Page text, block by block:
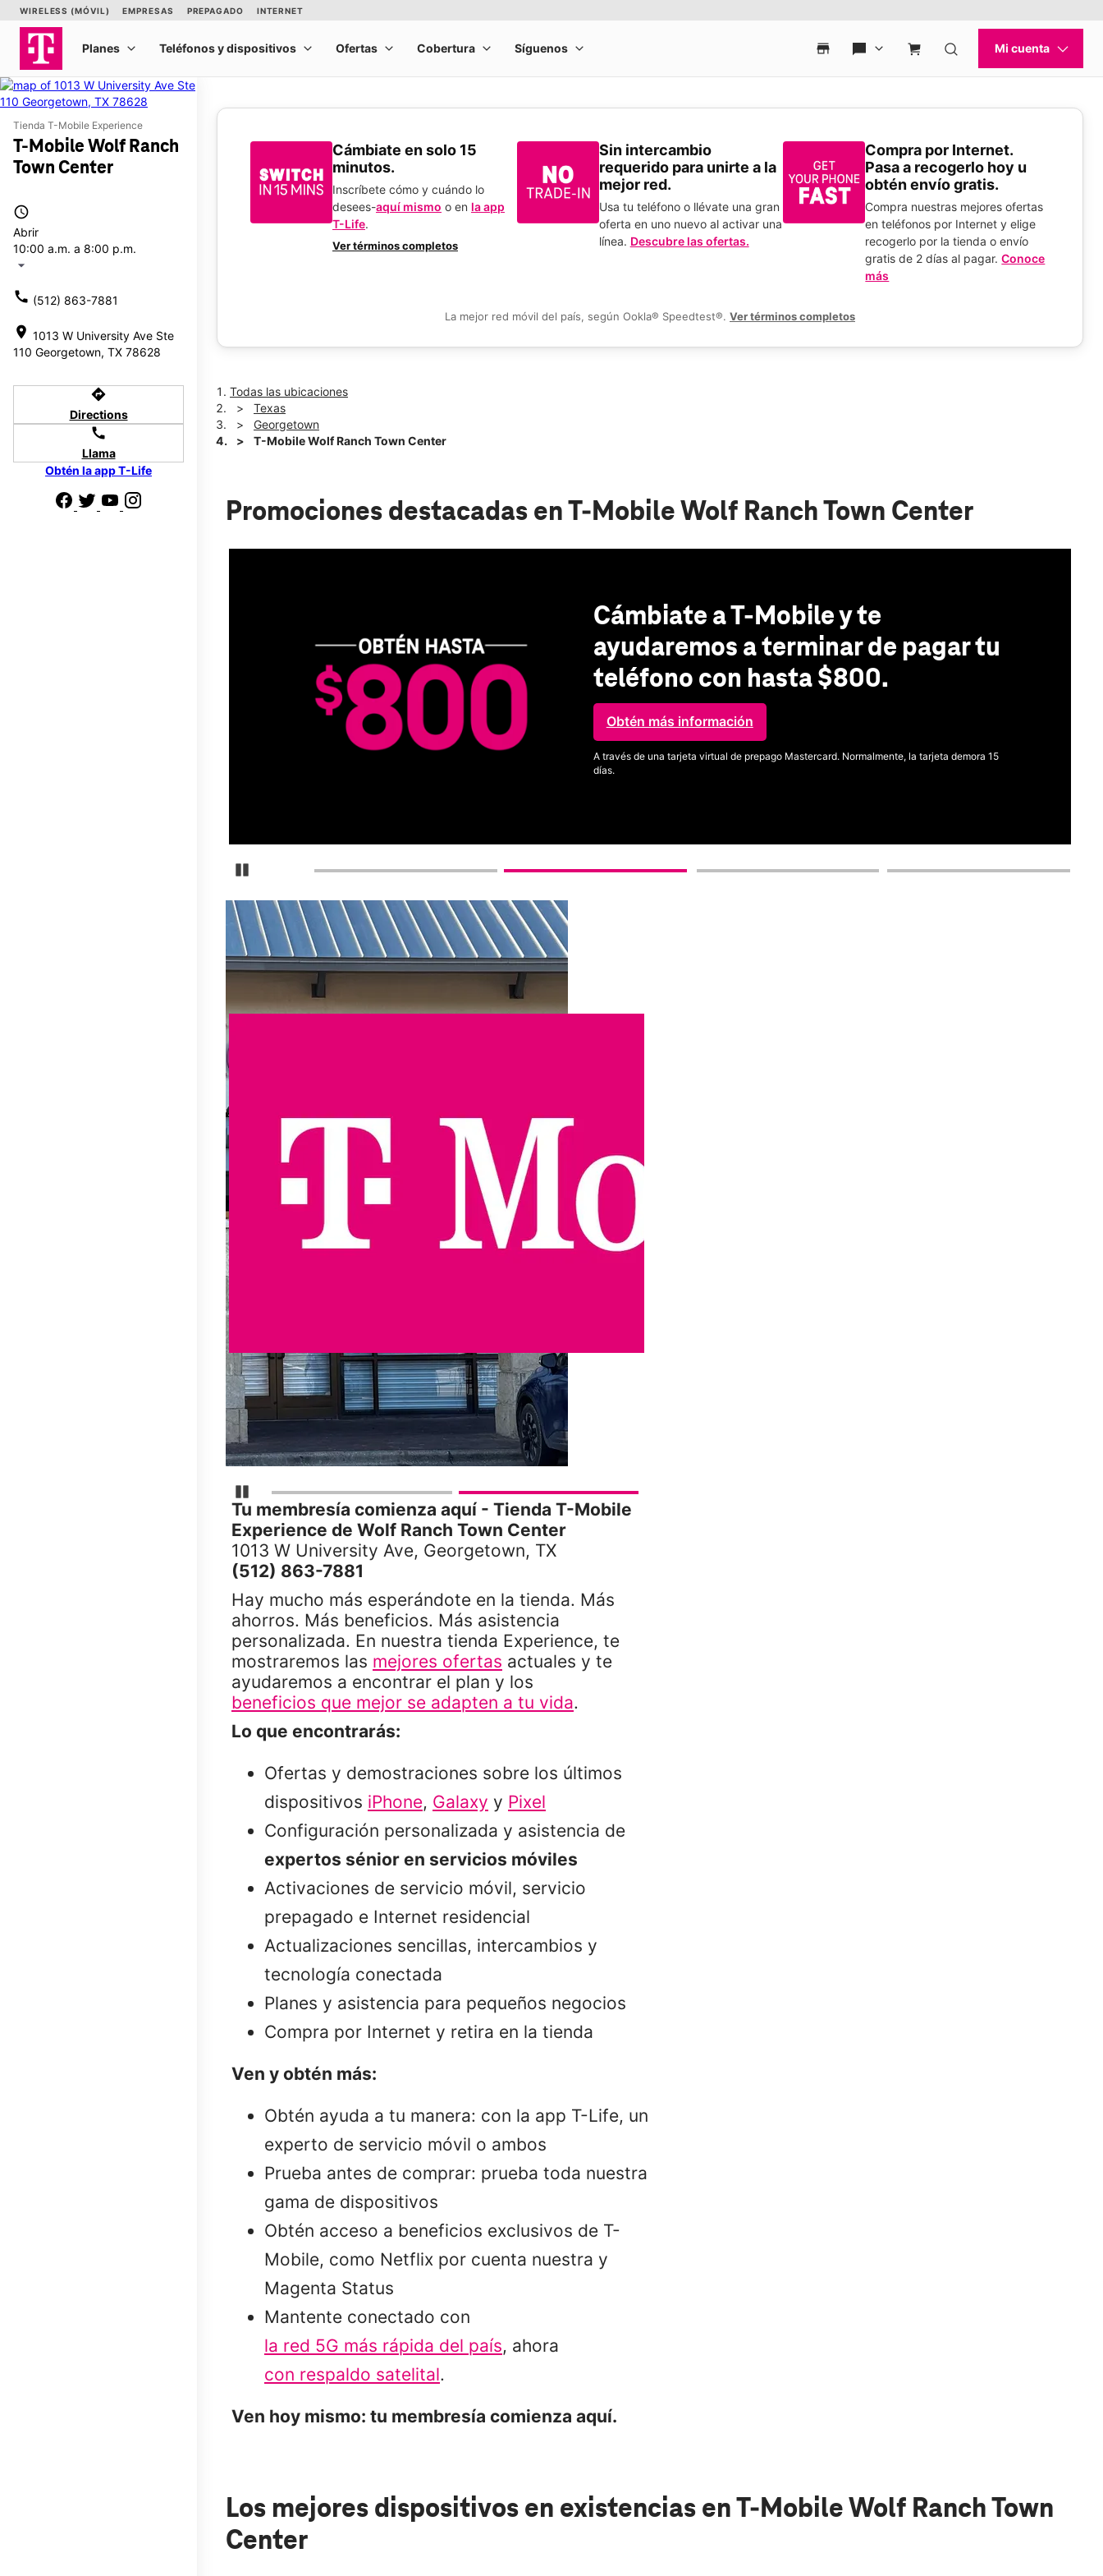
Tienda T-Mobile Experience
T-Mobile Wolf Ranch
Town Center
access_time
Abrir
10:00 a.m. a 8:00 p.m.
arrow_drop_down
call (512) 863-7881
location_on 1013 W University Ave Ste
110 Georgetown, TX 78628
directions
Directions
call
Llama
Obtén la app T-Life
​​​​​​​Cámbiate en solo 15
minutos.
Inscríbete cómo y cuándo lo
desees-aquí mismo o en la app
T-Life.
Ver términos completos
Sin intercambio
requerido para unirte a la
mejor red.
Usa tu teléfono o llévate una gran
oferta en uno nuevo al activar una
línea. Descubre las ofertas.
Compra por Internet.
Pasa a recogerlo hoy u
obtén envío gratis.
Compra nuestras mejores ofertas
en teléfonos por Internet y elige
recogerlo por la tienda o envío
gratis de 2 días al pagar.Conoce
más
La mejor red móvil del país, según Ookla® Speedtest®. Ver términos completos
Todas las ubicaciones
Texas
Georgetown
T-Mobile Wolf Ranch Town Center
Promociones destacadas en T-Mobile Wolf Ranch Town Center
Detener carrusel
Cámbiate a T-Mobile y te
ayudaremos a terminar de pagar tu
teléfono con hasta $800.
Obtén más información
A través de una tarjeta virtual de prepago Mastercard. Normalmente, la tarjeta demora 15
días.
Detener carrusel
Tu membresía comienza aquí - Tienda T-Mobile
Experience de Wolf Ranch Town Center
1013 W University Ave, Georgetown, TX
(512) 863-7881
Hay mucho más esperándote en la tienda. Más
ahorros. Más beneficios. Más asistencia
personalizada. En nuestra tienda Experience, te
mostraremos las mejores ofertas actuales y te
ayudaremos a encontrar el plan y los
beneficios que mejor se adapten a tu vida.
Lo que encontrarás:
Ofertas y demostraciones sobre los últimos
dispositivos iPhone, Galaxy y Pixel
Configuración personalizada y asistencia de
expertos sénior en servicios móviles
Activaciones de servicio móvil, servicio
prepagado e Internet residencial
Actualizaciones sencillas, intercambios y
tecnología conectada
Planes y asistencia para pequeños negocios
Compra por Internet y retira en la tienda
Ven y obtén más:
Obtén ayuda a tu manera: con la app T-Life, un
experto de servicio móvil o ambos
Prueba antes de comprar: prueba toda nuestra
gama de dispositivos
Obtén acceso a beneficios exclusivos de T-
Mobile, como Netflix por cuenta nuestra y
Magenta Status
Mantente conectado con
la red 5G más rápida del país, ahora
con respaldo satelital.
Ven hoy mismo: tu membresía comienza aquí.
Los mejores dispositivos en existencias en T-Mobile Wolf Ranch Town
Center